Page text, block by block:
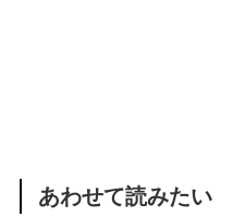
あわせて読みたい